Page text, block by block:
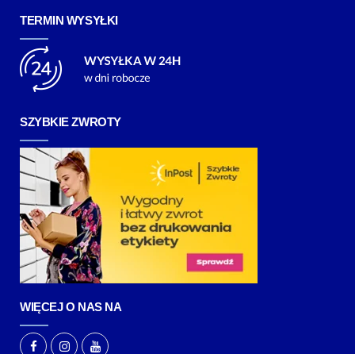
TERMIN WYSYŁKI
SZYBKIE ZWROTY
WIĘCEJ O NAS NA